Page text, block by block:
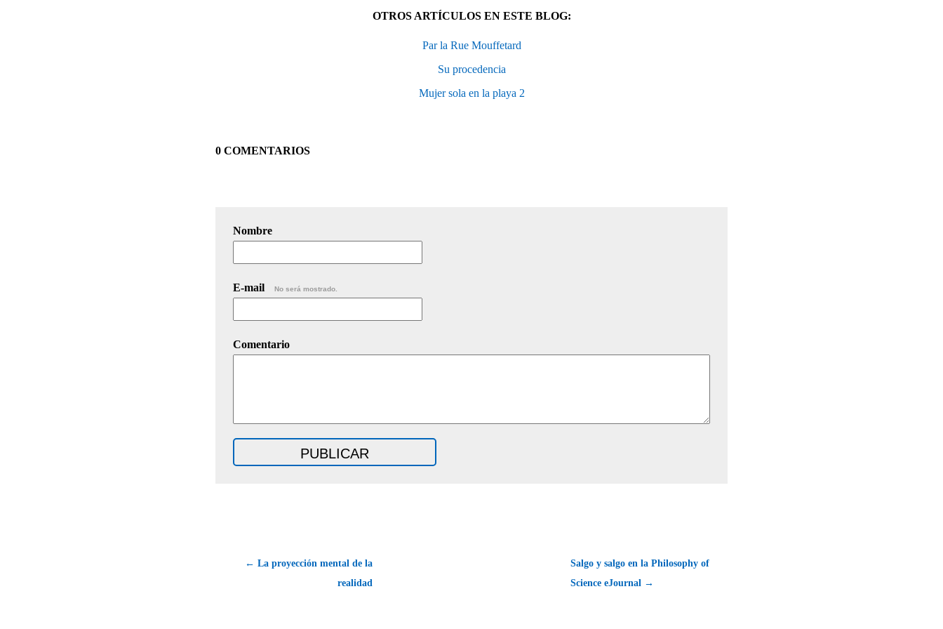
OTROS ARTÍCULOS EN ESTE BLOG:
Par la Rue Mouffetard
Su procedencia
Mujer sola en la playa 2
0 COMENTARIOS
Nombre
E-mail No será mostrado.
Comentario
← La proyección mental de la
realidad
Salgo y salgo en la Philosophy of
Science eJournal →